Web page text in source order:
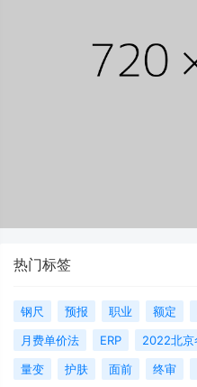
热门标签
钢尺 预报 职业 额定
月费单价法
ERP 2022北京
量变
护肤 面前 终审